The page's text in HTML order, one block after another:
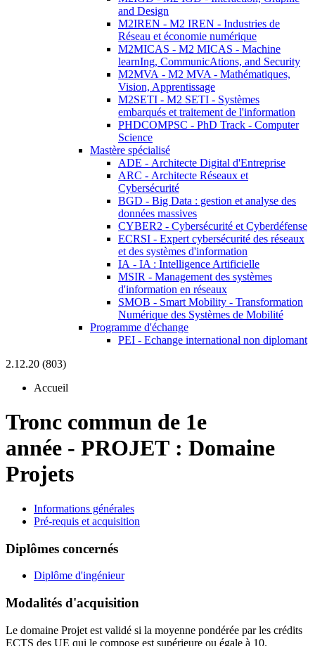
and Design
M2IREN - M2 IREN - Industries de
Réseau et économie numérique
M2MICAS - M2 MICAS - Machine
learnIng, CommunicAtions, and Security
M2MVA - M2 MVA - Mathématiques,
Vision, Apprentissage
M2SETI - M2 SETI - Systèmes
embarqués et traitement de l'information
PHDCOMPSC - PhD Track - Computer
Science
Mastère spécialisé
ADE - Architecte Digital d'Entreprise
ARC - Architecte Réseaux et
Cybersécurité
BGD - Big Data : gestion et analyse des
données massives
CYBER2 - Cybersécurité et Cyberdéfense
ECRSI - Expert cybersécurité des réseaux
et des systèmes d'information
IA - IA : Intelligence Artificielle
MSIR - Management des systèmes
d'information en réseaux
SMOB - Smart Mobility - Transformation
Numérique des Systèmes de Mobilité
Programme d'échange
PEI - Echange international non diplomant
2.12.20 (803)
Accueil
Tronc commun de 1e
année - PROJET : Domaine
Projets
Informations générales
Pré-requis et acquisition
Diplômes concernés
Diplôme d'ingénieur
Modalités d'acquisition
Le domaine Projet est validé si la moyenne pondérée par les crédits
ECTS des UE qui le compose est supérieure ou égale à 10.